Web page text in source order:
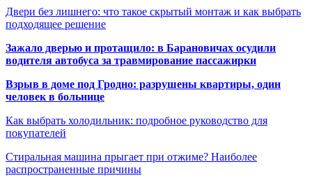
Двери без лишнего: что такое скрытый монтаж и как выбрать
подходящее решение
Зажало дверью и протащило: в Барановичах осудили
водителя автобуса за травмирование пассажирки
Взрыв в доме под Гродно: разрушены квартиры, один
человек в больнице
Как выбрать холодильник: подробное руководство для
покупателей
Стиральная машина прыгает при отжиме? Наиболее
распространенные причины